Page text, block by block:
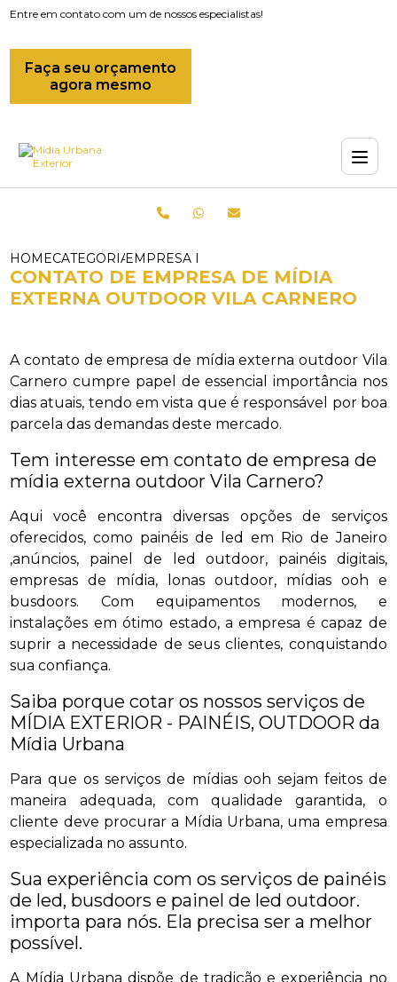
Entre em contato com um de nossos especialistas!
Faça seu orçamento
agora mesmo
HOMECATEGORIASEMPRESA DE MIDIAS
CONTATO DE EMPRESA DE MÍDIA
EXTERNA OUTDOOR VILA CARNERO
A contato de empresa de mídia externa outdoor Vila
Carnero cumpre papel de essencial importância nos
dias atuais, tendo em vista que é responsável por boa
parcela das demandas deste mercado.
Tem interesse em contato de empresa de
mídia externa outdoor Vila Carnero?
Aqui você encontra diversas opções de serviços
oferecidos, como painéis de led em Rio de Janeiro
,anúncios, painel de led outdoor, painéis digitais,
empresas de mídia, lonas outdoor, mídias ooh e
busdoors. Com equipamentos modernos, e
instalações em ótimo estado, a empresa é capaz de
suprir a necessidade de seus clientes, conquistando
sua confiança.
Saiba porque cotar os nossos serviços de
MÍDIA EXTERIOR - PAINÉIS, OUTDOOR da
Mídia Urbana
Para que os serviços de mídias ooh sejam feitos de
maneira adequada, com qualidade garantida, o
cliente deve procurar a Mídia Urbana, uma empresa
especializada no assunto.
Sua experiência com os serviços de painéis
de led, busdoors e painel de led outdoor.
importa para nós. Ela precisa ser a melhor
possível.
A Mídia Urbana dispõe de tradição e experiência no